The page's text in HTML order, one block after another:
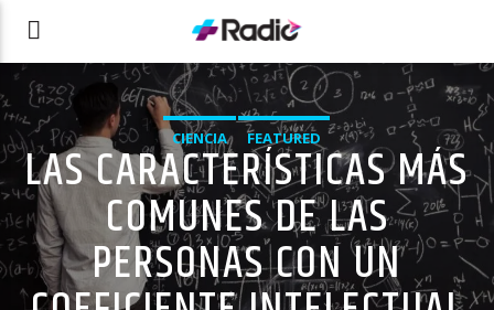
CIENCIA FEATURED
LAS CARACTERÍSTICAS MÁS
COMUNES DE LAS
PERSONAS CON UN